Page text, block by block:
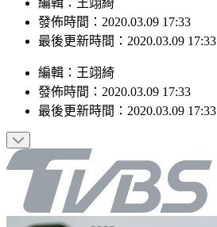
編輯：王翊綺
發佈時間：2020.03.09 17:33
最後更新時間：2020.03.09 17:33
編輯 ： 王翊綺
發佈時間： 2020.03.09 17:33
最後更新時間： 2020.03.09 17:33